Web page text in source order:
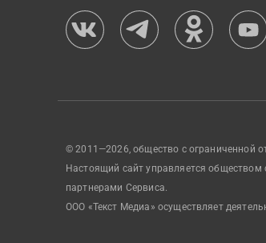
© 2011—2026, общество с ограниченной
Настоящий сайт управляется
партнерами Сервиса.
ООО «Текст Медиа» осуществляет